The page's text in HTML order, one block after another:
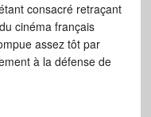
consacré retraçant
cinéma français
assez tôt par
à la défense de